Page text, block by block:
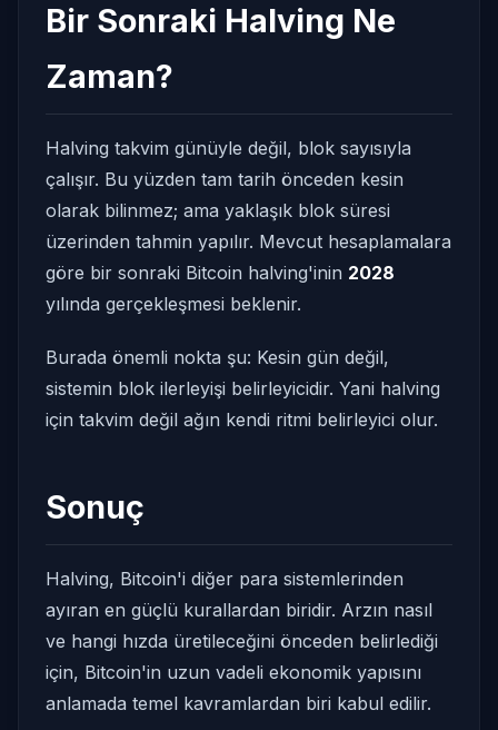
Bir Sonraki Halving Ne
Zaman?
Halving takvim günüyle değil, blok sayısıyla
çalışır. Bu yüzden tam tarih önceden kesin
olarak bilinmez; ama yaklaşık blok süresi
üzerinden tahmin yapılır. Mevcut hesaplamalara
göre bir sonraki Bitcoin halving'inin 2028
yılında gerçekleşmesi beklenir.
Burada önemli nokta şu: Kesin gün değil,
sistemin blok ilerleyişi belirleyicidir. Yani halving
için takvim değil ağın kendi ritmi belirleyici olur.
Sonuç
Halving, Bitcoin'i diğer para sistemlerinden
ayıran en güçlü kurallardan biridir. Arzın nasıl
ve hangi hızda üretileceğini önceden belirlediği
için, Bitcoin'in uzun vadeli ekonomik yapısını
anlamada temel kavramlardan biri kabul edilir.